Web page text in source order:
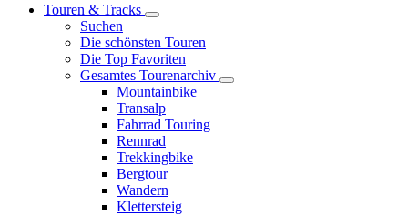
Touren & Tracks
Suchen
Die schönsten Touren
Die Top Favoriten
Gesamtes Tourenarchiv
Mountainbike
Transalp
Fahrrad Touring
Rennrad
Trekkingbike
Bergtour
Wandern
Klettersteig